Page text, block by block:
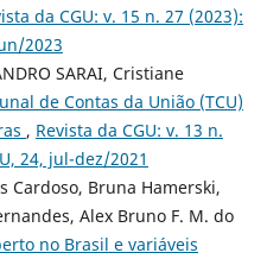
da CGU: v. 15 n. 27 (2023):
2023
SARAI, Cristiane
de Contas da União (TCU)
, Revista da CGU: v. 13 n.
24, jul-dez/2021
Cardoso, Bruna Hamerski,
Alex Bruno F. M. do
no Brasil e variáveis